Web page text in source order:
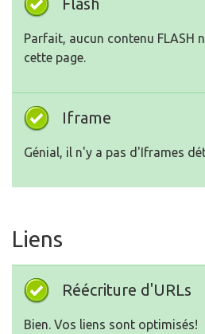
Flash
Parfait, aucun contenu FLASH
cette page.
Iframe
Génial, il n'y a pas d'Iframes
Liens
Réécriture d'URLs
Bien. Vos liens sont optimisés!